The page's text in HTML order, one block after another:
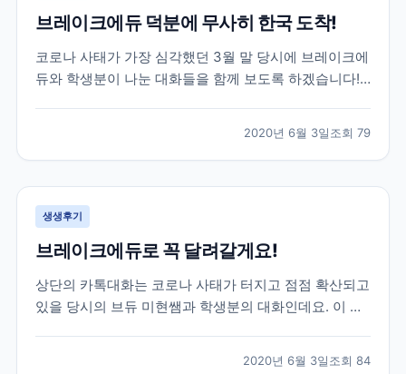
브레이크에듀 덕분에 무사히 한국 도착!
코로나 사태가 가장 심각했던 3월 말 당시에 브레이크에
듀와 학생분이 나눈 대화들을 함께 보도록 하겠습니다!
어학연수를 계획하셨지만 3개월 정도 공부 후, 코로나
사태로 인해 어쩔 수 없이 다시 한국으로 돌아오기로 하
였...
2020년 6월 3일조회 79
생생후기
브레이크에듀로 꼭 달려갈게요!
상단의 카톡대화는 코로나 사태가 터지고 점점 확산되고
있을 당시의 브듀 미현쌤과 학생분의 대화인데요. 이 학
2020년 6월 3일조회 84